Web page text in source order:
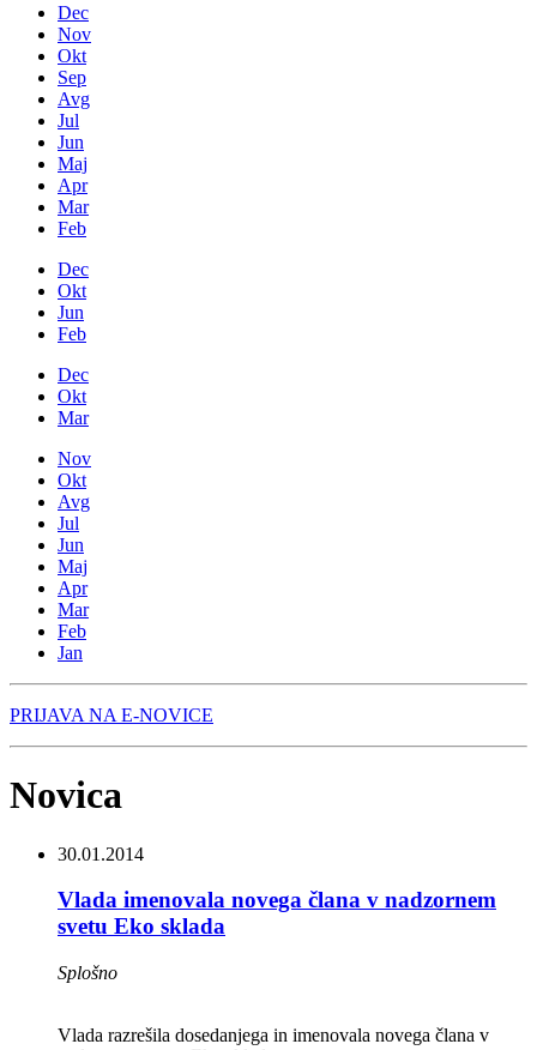
Dec
Nov
Okt
Sep
Avg
Jul
Jun
Maj
Apr
Mar
Feb
Dec
Okt
Jun
Feb
Dec
Okt
Mar
Nov
Okt
Avg
Jul
Jun
Maj
Apr
Mar
Feb
Jan
PRIJAVA NA E-NOVICE
Novica
30.01.2014
Vlada imenovala novega člana v nadzornem
svetu Eko sklada
Splošno
Vlada razrešila dosedanjega in imenovala novega člana v